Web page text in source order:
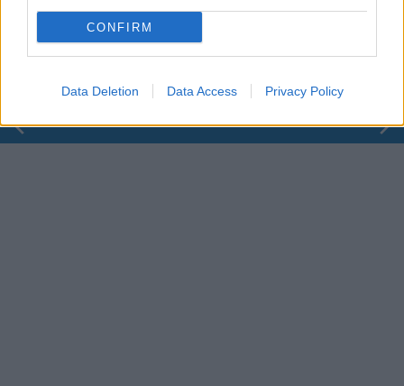
CONFIRM
Data Deletion Data Access Privacy Policy
Leonardo Maria Del Vecchio dall'ex compagna
in ospedale. Le dichiarazioni ai giornalisti